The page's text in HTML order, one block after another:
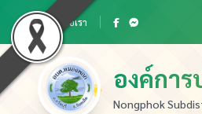
ติดต่อเรา
องค์กา
Nongphok